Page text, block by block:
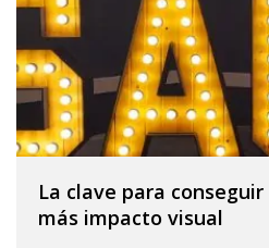
La clave para
más impacto visual